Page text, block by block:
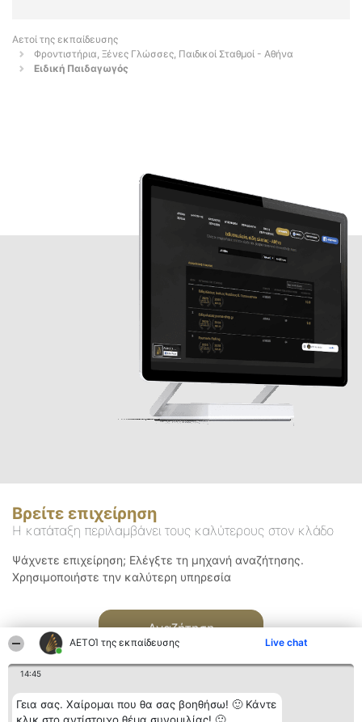
ΑΕΤΟΊ της εκπαίδευσης Live chat
14:45
Γεια σας. Χαίρομαι που θα σας βοηθήσω! 🙂 Κάντε
Αετοί της εκπαίδευσης
Φροντιστήρια, Ξένες Γλώσσες, Παιδικοί Σταθμοί - Αθήνα
Ειδική Παιδαγωγός
Βρείτε επιχείρηση
Η κατάταξη περιλαμβάνει τους καλύτερους στον κλάδο
Ψάχνετε επιχείρηση; Ελέγξτε τη μηχανή αναζήτησης.
Χρησιμοποιήστε την καλύτερη υπηρεσία
Αναζήτηση